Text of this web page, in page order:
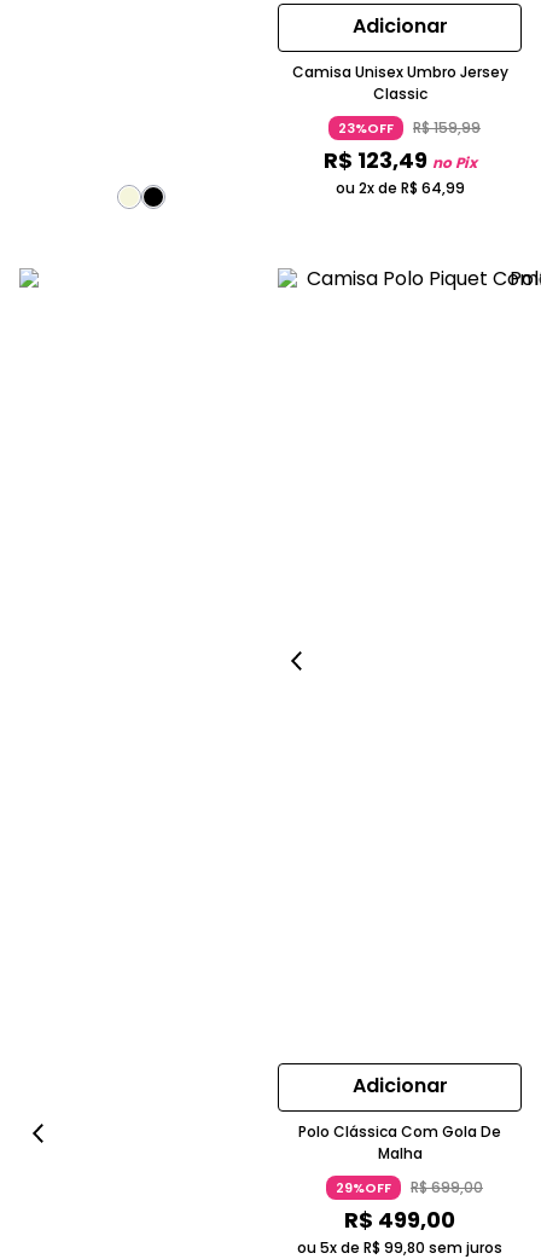
Adicionar
Camisa Unisex Umbro Jersey
Classic
23%OFF R$159,99
R$ 123,49 no Pix
ou 2x de R$ 64,99
Adicionar
Polo Clássica Com Gola De
Malha
29%OFF R$699,00
R$ 499,00
ou 5x de R$ 99,80 sem juros